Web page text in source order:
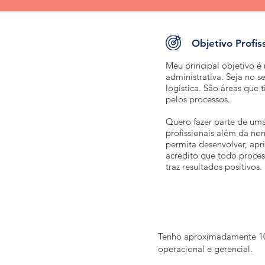
Objetivo
Meu principal objetivo é
administrativa. Seja no
logística. São áreas que
pelos processos.
Quero fazer parte de
profissionais além da
permita desenvolver,
acredito que todo
traz resultados positivos.
Tenho aproximadamente
operacional e gerencial.